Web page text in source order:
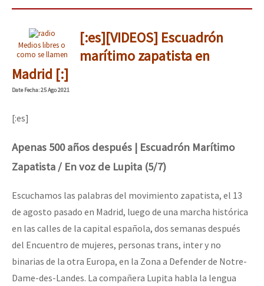
Medios libres o
como se llamen
[:es][VIDEOS] Escuadrón
marítimo zapatista en
Madrid [:]
DateFecha: 25 Ago 2021
[:es]
Apenas 500 años después | Escuadrón Marítimo
Zapatista / En voz de Lupita (5/7)
Escuchamos las palabras del movimiento zapatista, el 13
de agosto pasado en Madrid, luego de una marcha histórica
en las calles de la capital española, dos semanas después
del Encuentro de mujeres, personas trans, inter y no
binarias de la otra Europa, en la Zona a Defender de Notre-
Dame-des-Landes. La compañera Lupita habla la lengua